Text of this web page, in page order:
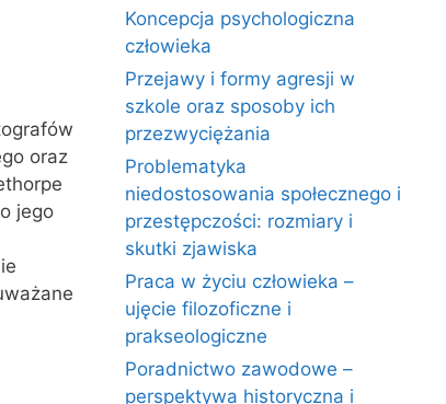
oraz
jego
Koncepcja psychologiczna
człowieka
Przejawy i formy agresji w
szkole oraz sposoby ich
przezwyciężania
Problematyka
niedostosowania społecznego i
przestępczości: rozmiary i
skutki zjawiska
Praca w życiu człowieka –
ujęcie filozoficzne i
prakseologiczne
Poradnictwo zawodowe –
perspektywa historyczna i